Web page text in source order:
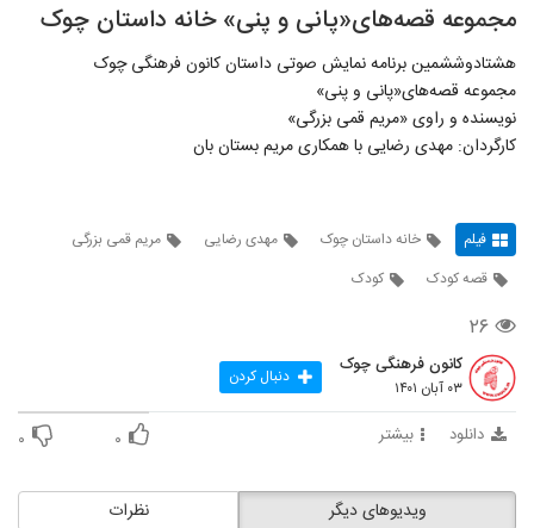
مجموعه قصه‌های«پانی و پنی» خانه داستان چوک
هشتادوششمین برنامه نمایش صوتی داستان کانون فرهنگی چوک
مجموعه قصه‌های«پانی و پنی»
نویسنده و راوی «مریم قمی بزرگی»
کارگردان: مهدی رضایی با همکاری مریم بستان بان
فیلم خانه داستان چوک مهدی رضایی
مریم قمی بزرگی
قصه کودک
کودک
۲۶
کانون فرهنگی چوک
۰۳ آبان ۱۴۰۱ دنبال کردن
دانلود بیشتر ۰ ۰
نظرات ویدیوهای دیگر